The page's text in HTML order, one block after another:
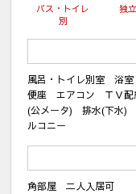
バス・トイレ
別
独
風呂・トイレ別室 浴
便座 エアコン ＴＶ
(公メータ) 排水(下水)
ルコニー
角部屋 二人入居可